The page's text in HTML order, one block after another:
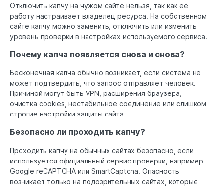
Отключить капчу на чужом сайте нельзя, так как её
работу настраивает владелец ресурса. На собственном
сайте капчу можно заменить, отключить или изменить
уровень проверки в настройках используемого сервиса.
Почему капча появляется снова и снова?
Бесконечная капча обычно возникает, если система не
может подтвердить, что запрос отправляет человек.
Причиной могут быть VPN, расширения браузера,
очистка cookies, нестабильное соединение или слишком
строгие настройки защиты сайта.
Безопасно ли проходить капчу?
Проходить капчу на обычных сайтах безопасно, если
используется официальный сервис проверки, например
Google reCAPTCHA или SmartCaptcha. Опасность
возникает только на подозрительных сайтах, которые